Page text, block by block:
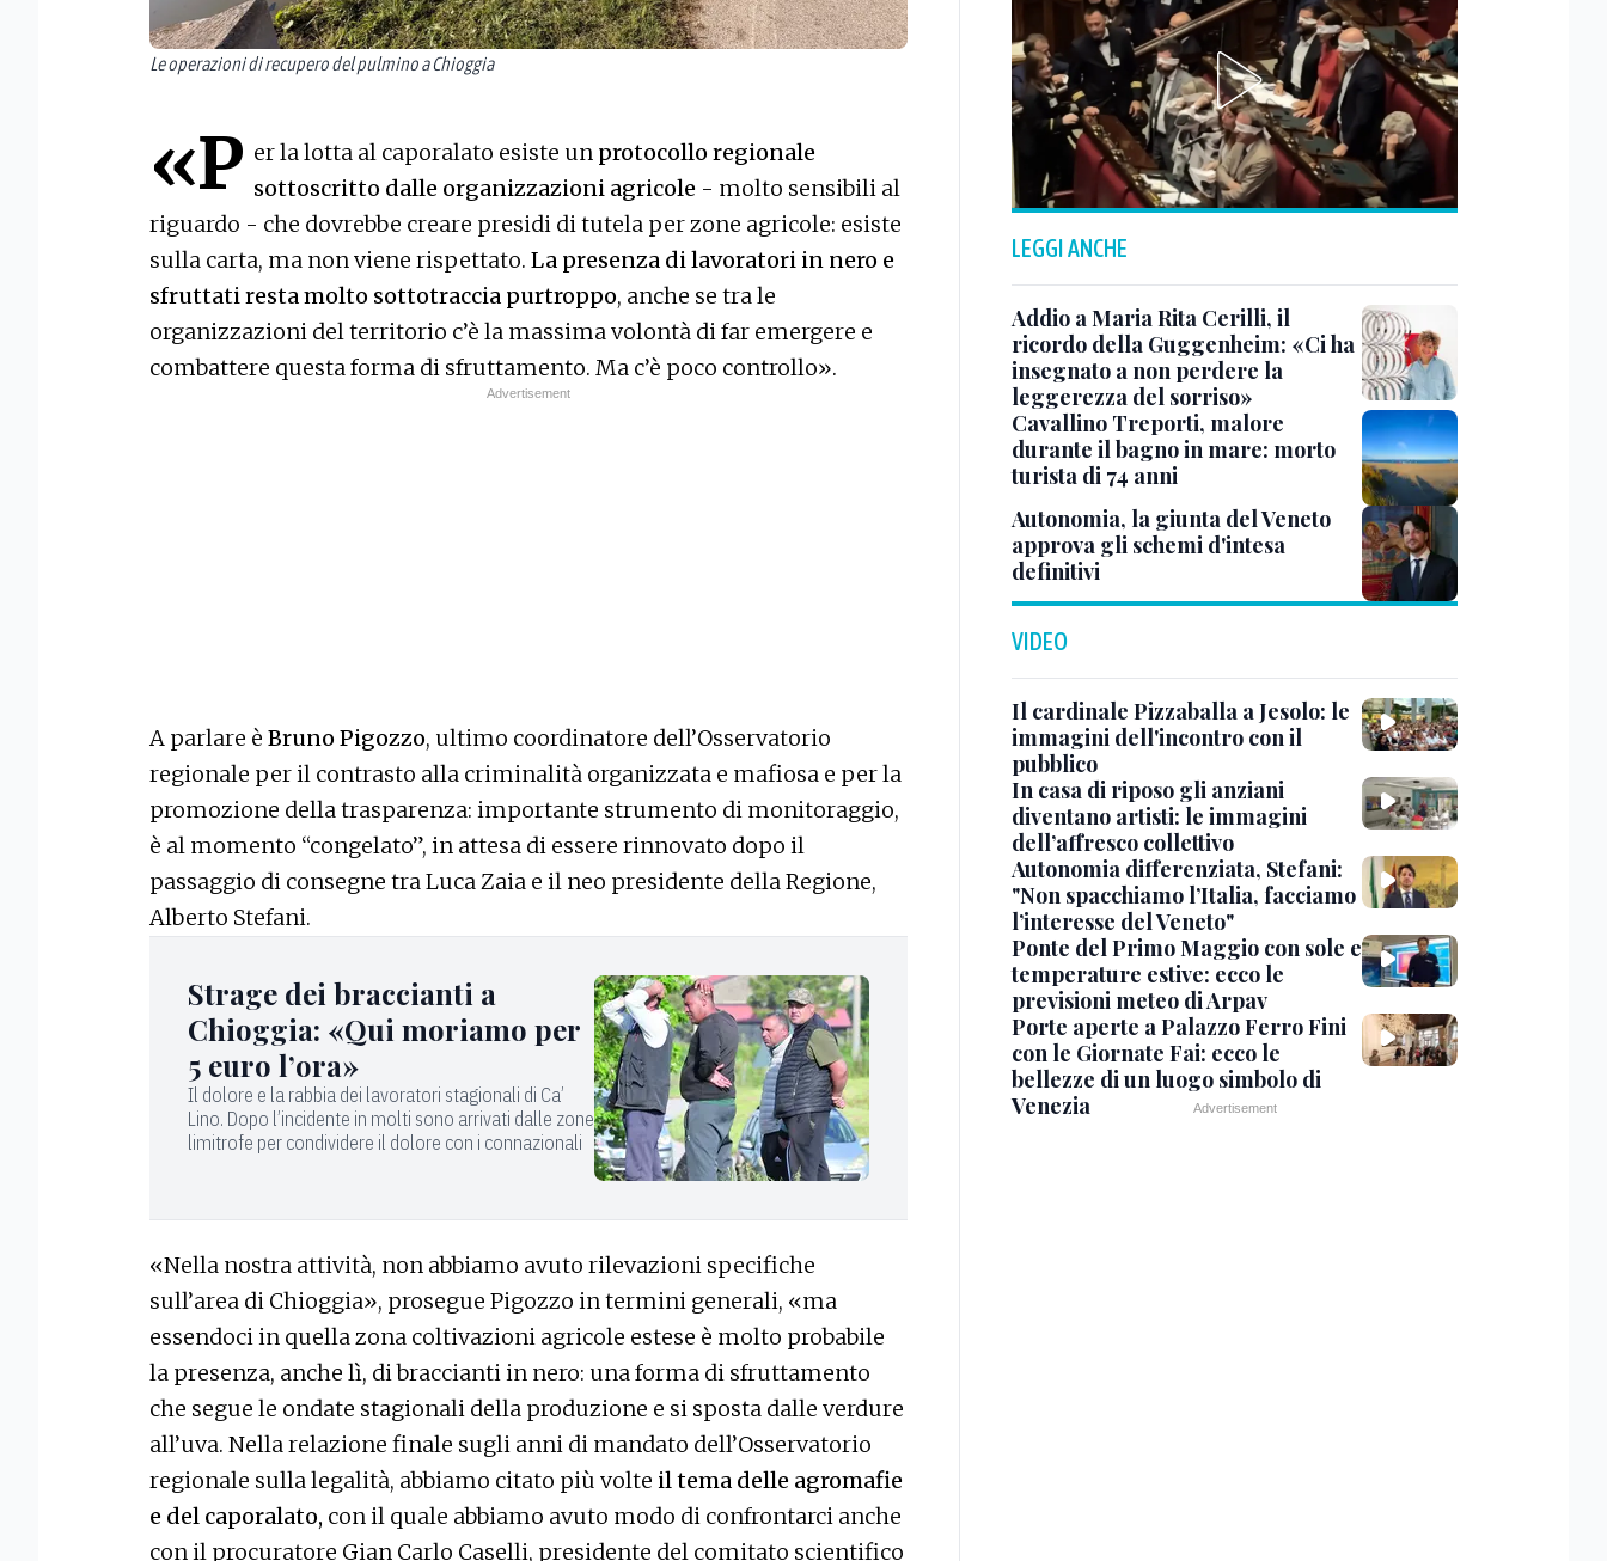
Le operazioni di recupero del pulmino a Chioggia
«P er la lotta al caporalato esiste un protocollo regionale
sottoscritto dalle organizzazioni agricole - molto sensibili al
riguardo - che dovrebbe creare presidi di tutela per zone agricole: esiste
sulla carta, ma non viene rispettato. La presenza di lavoratori in nero e
sfruttati resta molto sottotraccia purtroppo, anche se tra le
organizzazioni del territorio c’è la massima volontà di far emergere e
combattere questa forma di sfruttamento. Ma c’è poco controllo».
A parlare è Bruno Pigozzo, ultimo coordinatore dell’Osservatorio
regionale per il contrasto alla criminalità organizzata e mafiosa e per la
promozione della trasparenza: importante strumento di monitoraggio,
è al momento “congelato”, in attesa di essere rinnovato dopo il
passaggio di consegne tra Luca Zaia e il neo presidente della Regione,
Alberto Stefani.
Strage dei braccianti a
Chioggia: «Qui moriamo per
5 euro l’ora»
Il dolore e la rabbia dei lavoratori stagionali di Ca’
Lino. Dopo l’incidente in molti sono arrivati dalle zone
limitrofe per condividere il dolore con i connazionali
«Nella nostra attività, non abbiamo avuto rilevazioni specifiche
sull’area di Chioggia», prosegue Pigozzo in termini generali, «ma
essendoci in quella zona coltivazioni agricole estese è molto probabile
la presenza, anche lì, di braccianti in nero: una forma di sfruttamento
che segue le ondate stagionali della produzione e si sposta dalle verdure
all’uva. Nella relazione finale sugli anni di mandato dell’Osservatorio
regionale sulla legalità, abbiamo citato più volte il tema delle agromafie
e del caporalato, con il quale abbiamo avuto modo di confrontarci anche
con il procuratore Gian Carlo Caselli, presidente del comitato scientifico
LEGGI ANCHE
Addio a Maria Rita Cerilli, il
ricordo della Guggenheim: «Ci ha
insegnato a non perdere la
leggerezza del sorriso»
Cavallino Treporti, malore
durante il bagno in mare: morto
turista di 74 anni
Autonomia, la giunta del Veneto
approva gli schemi d'intesa
definitivi
VIDEO
Il cardinale Pizzaballa a Jesolo: le
immagini dell'incontro con il
pubblico
In casa di riposo gli anziani
diventano artisti: le immagini
dell’affresco collettivo
Autonomia differenziata, Stefani:
"Non spacchiamo l’Italia, facciamo
l’interesse del Veneto"
Ponte del Primo Maggio con sole e
temperature estive: ecco le
previsioni meteo di Arpav
Porte aperte a Palazzo Ferro Fini
con le Giornate Fai: ecco le
bellezze di un luogo simbolo di
Venezia